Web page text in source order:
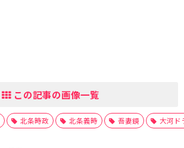
この記事の画像一覧
北条時政 北条義時 吾妻鏡 大河ド